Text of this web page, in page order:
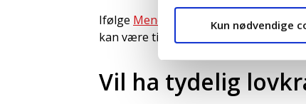
Kun nødvendige
Ifølge Menon Economics’ kartlegging
kan være tilstrekkelig opplæring.
Vil ha tydelig